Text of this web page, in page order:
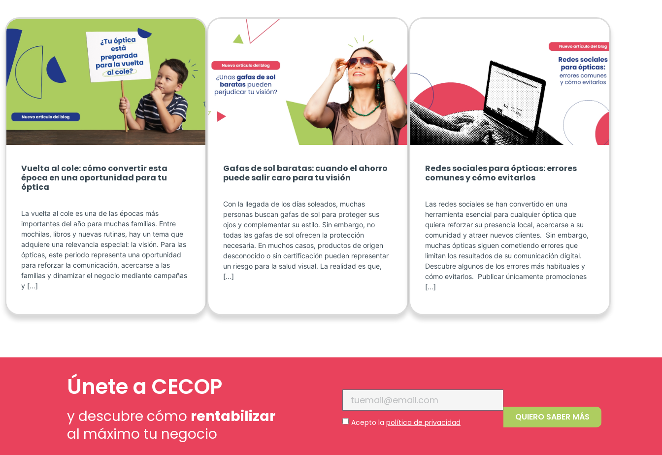
Vuelta al cole: cómo convertir esta
época en una oportunidad para tu
óptica
La vuelta al cole es una de las épocas más
importantes del año para muchas familias. Entre
mochilas, libros y nuevas rutinas, hay un tema que
adquiere una relevancia especial: la visión. Para las
ópticas, este periodo representa una oportunidad
para reforzar la comunicación, acercarse a las
familias y dinamizar el negocio mediante campañas
y […]
Gafas de sol baratas: cuando el ahorro
puede salir caro para tu visión
Con la llegada de los días soleados, muchas
personas buscan gafas de sol para proteger sus
ojos y complementar su estilo. Sin embargo, no
todas las gafas de sol ofrecen la protección
necesaria. En muchos casos, productos de origen
desconocido o sin certificación pueden representar
un riesgo para la salud visual. La realidad es que,
[…]
Redes sociales para ópticas: errores
comunes y cómo evitarlos
Las redes sociales se han convertido en una
herramienta esencial para cualquier óptica que
quiera reforzar su presencia local, acercarse a su
comunidad y atraer nuevos clientes. Sin embargo,
muchas ópticas siguen cometiendo errores que
limitan los resultados de su comunicación digital.
Descubre algunos de los errores más habituales y
cómo evitarlos. Publicar únicamente promociones
[…]
Únete a CECOP
y descubre cómo rentabilizar
al máximo tu negocio
Acepto la política de privacidad QUIERO SABER MÁS